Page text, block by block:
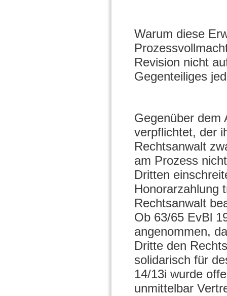
Warum diese
Revision nicht
Gegenteiliges
Gegenüber dem
verpflichtet, der
Rechtsanwalt
am Prozess
Dritten
Honorarzahlung
Rechtsanwalt
Ob 63/65 EvBl
angenommen,
Dritte den
solidarisch für
14/13i wurde
unmittelbar